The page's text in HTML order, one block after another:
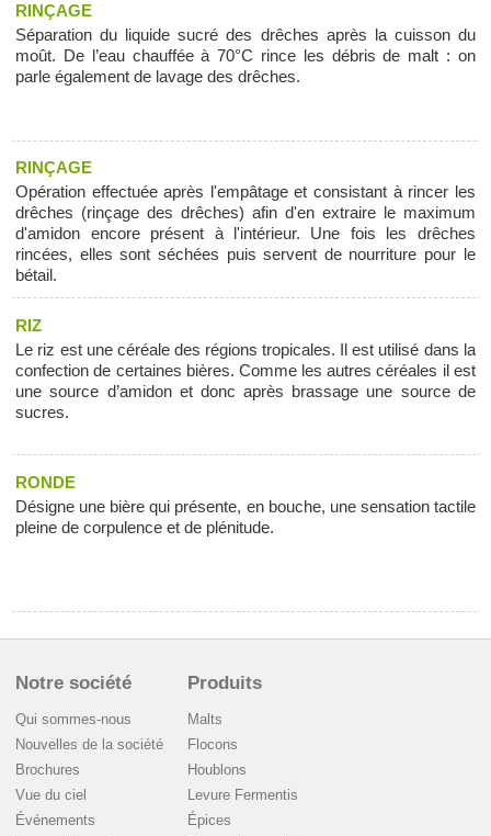
RINÇAGE
Séparation du liquide sucré des drêches après la cuisson du
moût. De l’eau chauffée à 70°C rince les débris de malt : on
parle également de lavage des drêches.
RINÇAGE
Opération effectuée après l'empâtage et consistant à rincer les
drêches (rinçage des drêches) afin d'en extraire le maximum
d'amidon encore présent à l'intérieur. Une fois les drêches
rincées, elles sont séchées puis servent de nourriture pour le
bétail.
RIZ
Le riz est une céréale des régions tropicales. Il est utilisé dans la
confection de certaines bières. Comme les autres céréales il est
une source d’amidon et donc après brassage une source de
sucres.
RONDE
Désigne une bière qui présente, en bouche, une sensation tactile
pleine de corpulence et de plénitude.
Notre société
Qui sommes-nous
Nouvelles de la société
Brochures
Vue du ciel
Événements
Produits
Malts
Flocons
Houblons
Levure Fermentis
Épices